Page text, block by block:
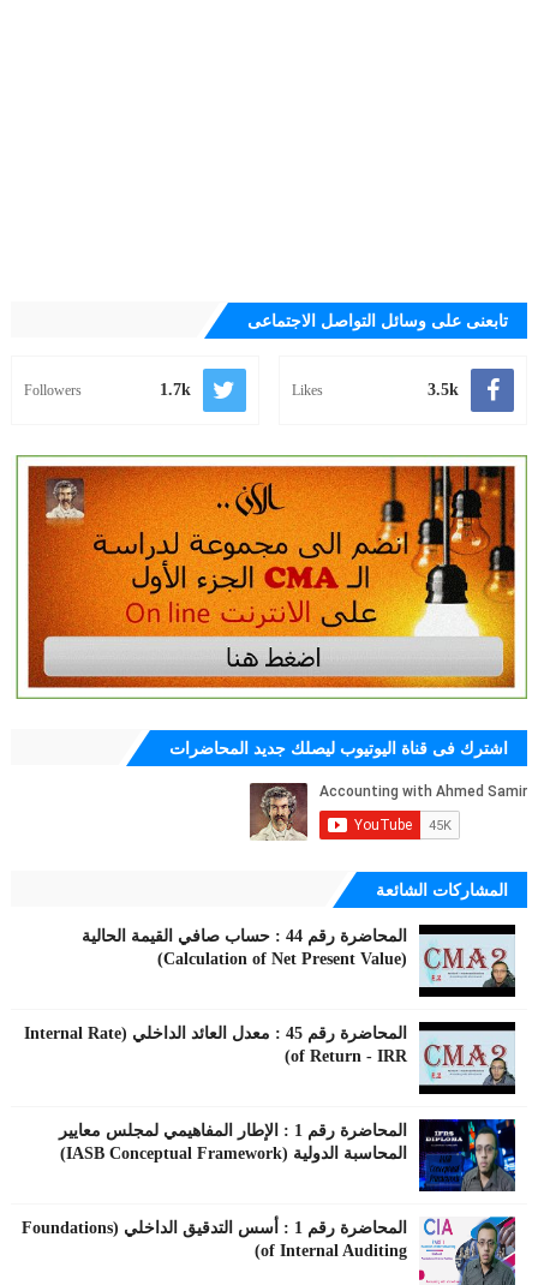
تابعنى على وسائل التواصل الاجتماعى
3.5k
Likes
1.7k
Followers
اشترك فى قناة اليوتيوب ليصلك جديد المحاضرات
المشاركات الشائعة
المحاضرة رقم 44 : حساب صافي القيمة الحالية
(Calculation of Net Present Value)
المحاضرة رقم 45 : معدل العائد الداخلي (Internal Rate
of Return - IRR)
المحاضرة رقم 1 : الإطار المفاهيمي لمجلس معايير
المحاسبة الدولية (IASB Conceptual Framework)
المحاضرة رقم 1 : أسس التدقيق الداخلي (Foundations
of Internal Auditing)